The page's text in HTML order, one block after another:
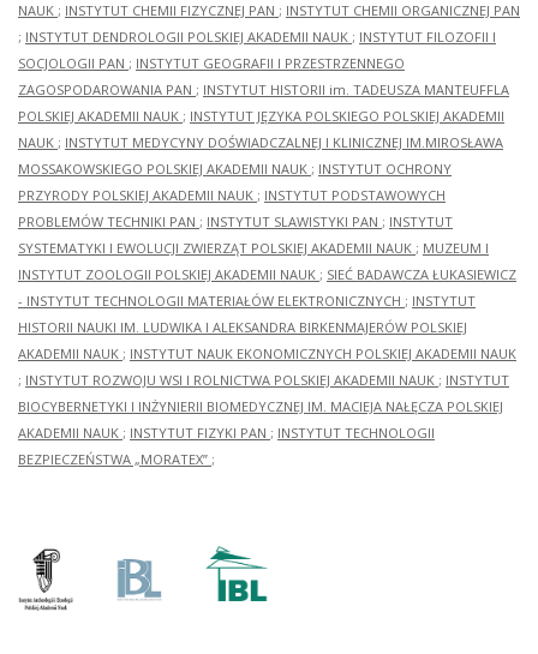
NAUK ; INSTYTUT CHEMII FIZYCZNEJ PAN ; INSTYTUT CHEMII ORGANICZNEJ PAN
; INSTYTUT DENDROLOGII POLSKIEJ AKADEMII NAUK ; INSTYTUT FILOZOFII I
SOCJOLOGII PAN ; INSTYTUT GEOGRAFII I PRZESTRZENNEGO
ZAGOSPODAROWANIA PAN ; INSTYTUT HISTORII im. TADEUSZA MANTEUFFLA
POLSKIEJ AKADEMII NAUK ; INSTYTUT JĘZYKA POLSKIEGO POLSKIEJ AKADEMII
NAUK ; INSTYTUT MEDYCYNY DOŚWIADCZALNEJ I KLINICZNEJ IM.MIROSŁAWA
MOSSAKOWSKIEGO POLSKIEJ AKADEMII NAUK ; INSTYTUT OCHRONY
PRZYRODY POLSKIEJ AKADEMII NAUK ; INSTYTUT PODSTAWOWYCH
PROBLEMÓW TECHNIKI PAN ; INSTYTUT SLAWISTYKI PAN ; INSTYTUT
SYSTEMATYKI I EWOLUCJI ZWIERZĄT POLSKIEJ AKADEMII NAUK ; MUZEUM I
INSTYTUT ZOOLOGII POLSKIEJ AKADEMII NAUK ; SIEĆ BADAWCZA ŁUKASIEWICZ
- INSTYTUT TECHNOLOGII MATERIAŁÓW ELEKTRONICZNYCH ; INSTYTUT
HISTORII NAUKI IM. LUDWIKA I ALEKSANDRA BIRKENMAJERÓW POLSKIEJ
AKADEMII NAUK ; INSTYTUT NAUK EKONOMICZNYCH POLSKIEJ AKADEMII NAUK
; INSTYTUT ROZWOJU WSI I ROLNICTWA POLSKIEJ AKADEMII NAUK ; INSTYTUT
BIOCYBERNETYKI I INŻYNIERII BIOMEDYCZNEJ IM. MACIEJA NAŁĘCZA POLSKIEJ
AKADEMII NAUK ; INSTYTUT FIZYKI PAN ; INSTYTUT TECHNOLOGII
BEZPIECZEŃSTWA „MORATEX” ;